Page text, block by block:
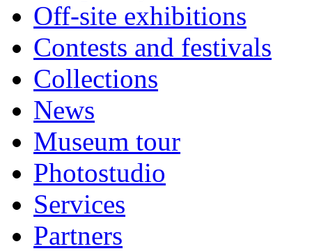
Off-site exhibitions
Contests and festivals
Collections
News
Museum tour
Photostudio
Services
Partners